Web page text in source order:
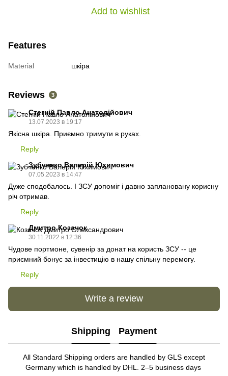
Add to wishlist
Features
Material шкіра
Reviews 3
Стегній Павло Анатолійович
13.07.2023 в 19:17
Якісна шкіра. Приємно тримути в руках.
Reply
Зубченко Валерій Юхимович
07.05.2023 в 14:47
Дуже сподобалось. І ЗСУ допоміг і давно заплановану корисну
річ отримав.
Reply
Дмитро Козачок
30.11.2022 в 12:36
Чудове портмоне, сувенір за донат на користь ЗСУ -- це
приємний бонус за інвестицію в нашу спільну перемогу.
Reply
Write a review
Shipping Payment
All Standard Shipping orders are handled by GLS except
Germany which is handled by DHL. 2–5 business days